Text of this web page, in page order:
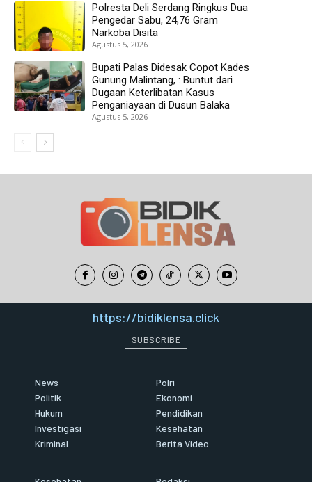
Polresta Deli Serdang Ringkus Dua
Pengedar Sabu, 24,76 Gram
Narkoba Disita
Agustus 5, 2026
Bupati Palas Didesak Copot Kades
Gunung Malintang, : Buntut dari
Dugaan Keterlibatan Kasus
Penganiayaan di Dusun Balaka
Agustus 5, 2026
https://bidiklensa.click
SUBSCRIBE
News
Politik
Hukum
Investigasi
Kriminal
Polri
Ekonomi
Pendidikan
Kesehatan
Berita Video